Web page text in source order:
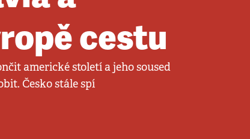
cestu
americké století a jeho soused
Česko stále spí